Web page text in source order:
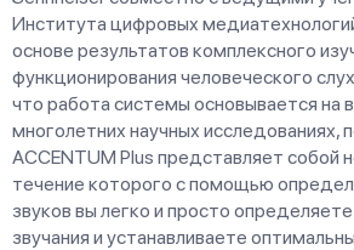
Института цифровых
основе результатов комплексного
функционирования человеческого
что работа системы основывается на
многолетних научных исследованиях,
ACCENTUM Plus представляет собой
течение которого с помощью
звуков вы легко и просто
звучания и устанавливаете